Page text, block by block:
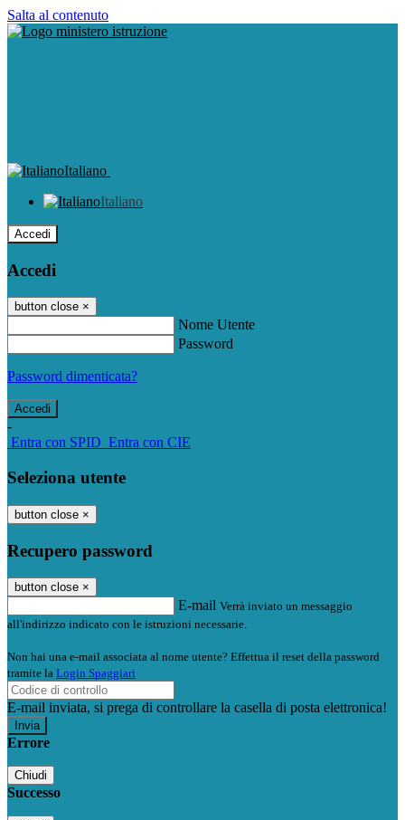
Salta al contenuto
Italiano
Italiano
Accedi
Accedi
button close ×
Nome Utente
Password
Password dimenticata?
-
Entra con SPID Entra con CIE
Seleziona utente
button close ×
Recupero password
button close ×
E-mail Verrà inviato un messaggio
all'indirizzo indicato con le istruzioni necessarie.
Non hai una e-mail associata al nome utente? Effettua il reset della password
tramite la Login Spaggiari
E-mail inviata, si prega di controllare la casella di posta elettronica!
Errore
Chiudi
Successo